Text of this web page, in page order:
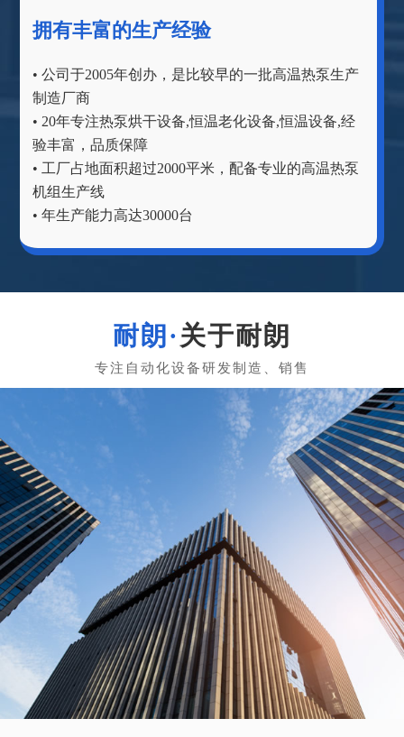
拥有丰富的生产经验
• 公司于2005年创办，是比较早的一批高温热泵生产
制造厂商
• 20年专注热泵烘干设备,恒温老化设备,恒温设备,经
验丰富，品质保障
• 工厂占地面积超过2000平米，配备专业的高温热泵
机组生产线
• 年生产能力高达30000台
关于耐朗